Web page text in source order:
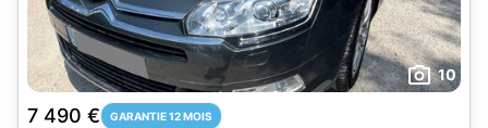
10
7 490 € GARANTIE 12 MOIS